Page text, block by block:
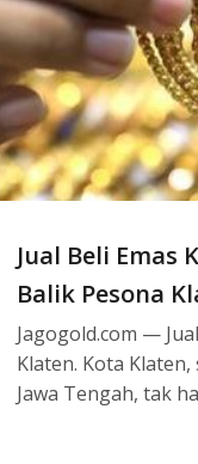
Jual Beli Emas
Balik Pesona
Jagogold.com —
Klaten. Kota
Jawa Tengah, tak